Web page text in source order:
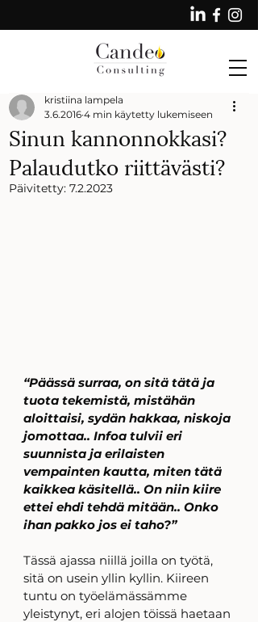
Sinun kannonnokkasi?
Palaudutko riittävästi?
kristiina lampela
3.6.2016 4 min käytetty lukemiseen
Päivitetty: 7.2.2023
“Päässä surraa, on sitä tätä ja
tuota tekemistä, mistähän
aloittaisi, sydän hakkaa, niskoja
jomottaa.. Infoa tulvii eri
suunnista ja erilaisten
vempainten kautta, miten tätä
kaikkea käsitellä.. On niin kiire
ettei ehdi tehdä mitään.. Onko
ihan pakko jos ei taho?”
Tässä ajassa niillä joilla on työtä,
sitä on usein yllin kyllin. Kiireen
tuntu on työelämässämme
yleistynyt, eri alojen töissä haetaan